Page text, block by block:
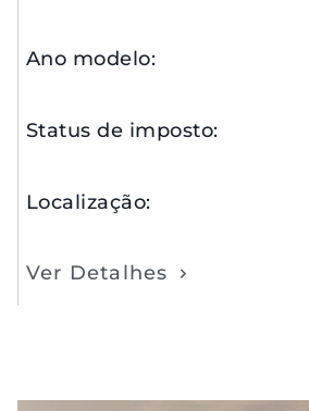
Ano modelo:
Status de imposto:
Localização:
Ver Detalhes